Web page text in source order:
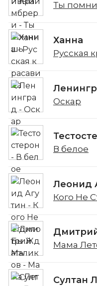
Ты
Ханна
Русская
Оскар
В белое
Леонид
Кого Не
Мама
Султан